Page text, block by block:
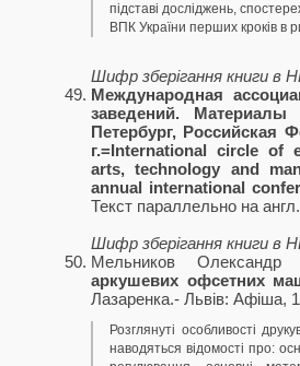
підставі досліджень,
ВПК України перших кроків в
Шифр зберігання книги в
Международная
заведений.
Петербург, Российская
г.=International circle of
arts, technology and
annual international
Текст параллельно на
Шифр зберігання книги в
Мельников Олександр
аркушевих офсетних
Лазаренка.- Львів: Афіша,
Розглянуті особливості
наводяться відомості про: